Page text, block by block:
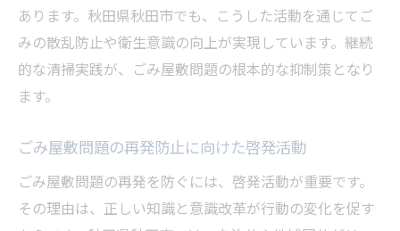
あります。秋田県秋田市でも、こうした活動を通じてご
みの散乱防止や衛生意識の向上が実現しています。継続
的な清掃実践が、ごみ屋敷問題の根本的な抑制策となり
ます。
ごみ屋敷問題の再発防止に向けた啓発活動
ごみ屋敷問題の再発を防ぐには、啓発活動が重要です。
その理由は、正しい知識と意識改革が行動の変化を促す